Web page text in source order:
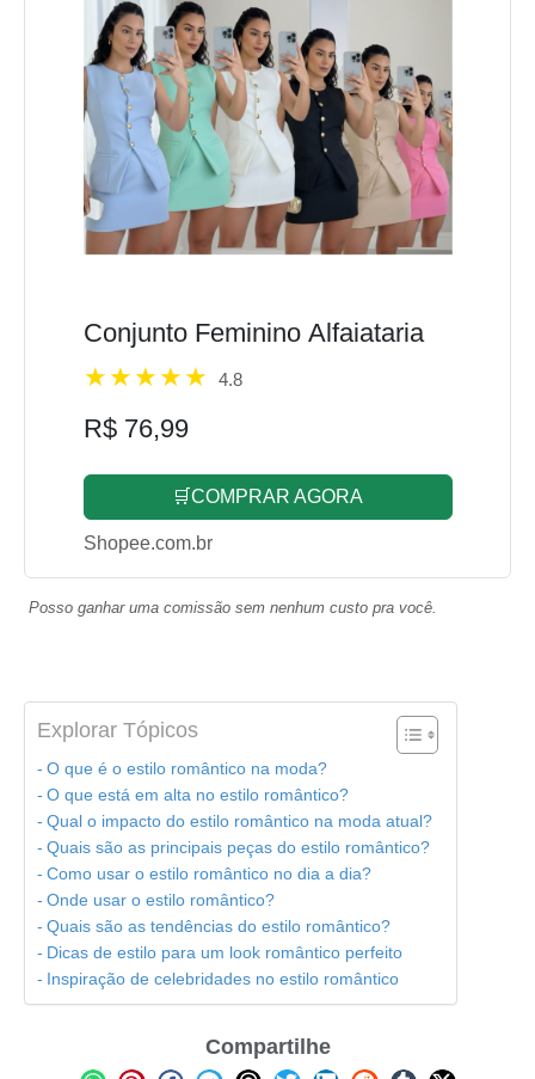
Conjunto Feminino Alfaiataria
4.8
R$ 76,99
🛒COMPRAR AGORA
Shopee.com.br
Posso ganhar uma comissão sem nenhum custo pra você.
Explorar Tópicos
O que é o estilo romântico na moda?
O que está em alta no estilo romântico?
Qual o impacto do estilo romântico na moda atual?
Quais são as principais peças do estilo romântico?
Como usar o estilo romântico no dia a dia?
Onde usar o estilo romântico?
Quais são as tendências do estilo romântico?
Dicas de estilo para um look romântico perfeito
Inspiração de celebridades no estilo romântico
Compartilhe